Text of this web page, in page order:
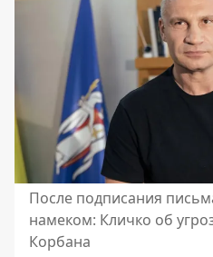
После подписания
намеком: Кличко об
Корбана